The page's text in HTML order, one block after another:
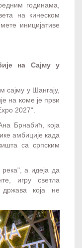
годинама,
на кинеском
иницијативе
на Сајму у
сајму у Шангају,
на коме је први
2027“.
Брнабић, која
амбиције када
са српским
а идеја да
игру светла
која не